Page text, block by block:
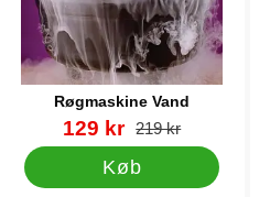
Røgmaskine Vand
Varenr 12028
pris
129 kr pris
219 kr
Køb